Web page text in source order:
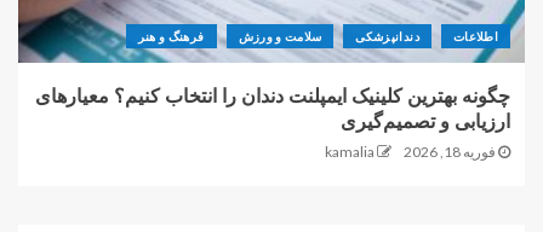
اطلاعات دندانپزشکی سلامت و ورزش فرهنگ و هنر
چگونه بهترین کلینیک ایمپلنت دندان را انتخاب کنیم؟ معیارهای
ارزیابی و تصمیم‌گیری
فوریه 18, 2026 kamalia